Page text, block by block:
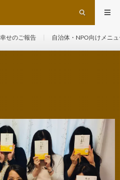
幸せのご報告 自治体・NPO向けメニ